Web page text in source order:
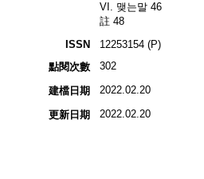
VI. 맺는말 46
註 48
ISSN
12253154 (P)
點閱次數
302
建檔日期 2022.02.20
更新日期 2022.02.20